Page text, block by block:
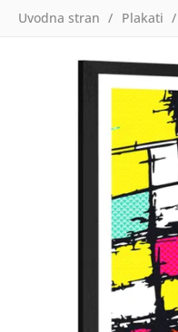
Uvodna stran Plakati